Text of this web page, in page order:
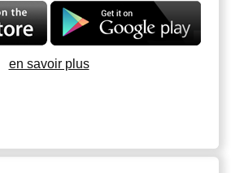
en savoir plus